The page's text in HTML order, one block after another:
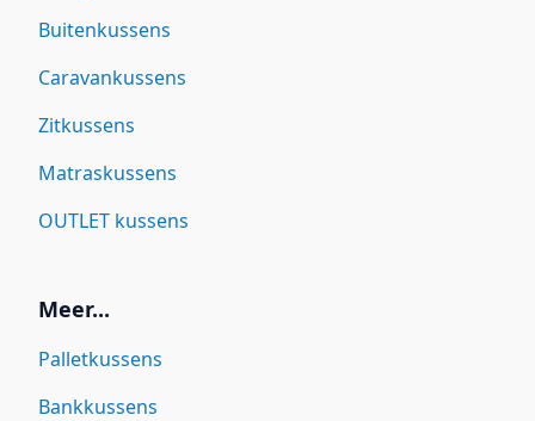
Buitenkussens
Caravankussens
Zitkussens
Matraskussens
OUTLET kussens
Meer...
Palletkussens
Bankkussens